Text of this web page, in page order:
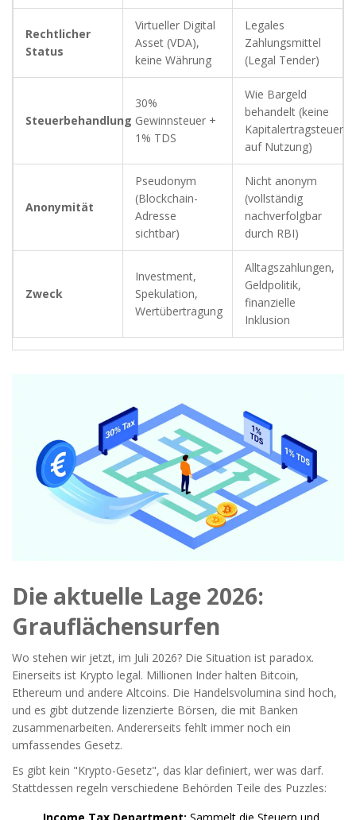
Rechtlicher
Status
Virtueller Digital
Asset (VDA),
keine Währung
Legales
Zahlungsmittel
(Legal Tender)
Steuerbehandlung
30%
Gewinnsteuer +
1% TDS
Wie Bargeld
behandelt (keine
Kapitalertragsteuer
auf Nutzung)
Anonymität
Pseudonym
(Blockchain-
Adresse
sichtbar)
Nicht anonym
(vollständig
nachverfolgbar
durch RBI)
Zweck
Investment,
Spekulation,
Wertübertragung
Alltagszahlungen,
Geldpolitik,
finanzielle
Inklusion
Die aktuelle Lage 2026:
Grauflächensurfen
Wo stehen wir jetzt, im Juli 2026? Die Situation ist paradox.
Einerseits ist Krypto legal. Millionen Inder halten Bitcoin,
Ethereum und andere Altcoins. Die Handelsvolumina sind hoch,
und es gibt dutzende lizenzierte Börsen, die mit Banken
zusammenarbeiten. Andererseits fehlt immer noch ein
umfassendes Gesetz.
Es gibt kein "Krypto-Gesetz", das klar definiert, wer was darf.
Stattdessen regeln verschiedene Behörden Teile des Puzzles: